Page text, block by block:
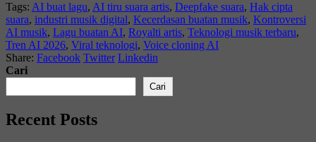
Tags: AI buat lagu, AI tiru suara artis, Deepfake suara, Hak cipta
suara, industri musik digital, Kecerdasan buatan musik, Kontroversi
AI musik, Lagu buatan AI, Royalti artis, Teknologi musik terbaru,
Tren AI 2026, Viral teknologi, Voice cloning AI
Share: Facebook Twitter Linkedin
Cari
Cari
Recent Posts